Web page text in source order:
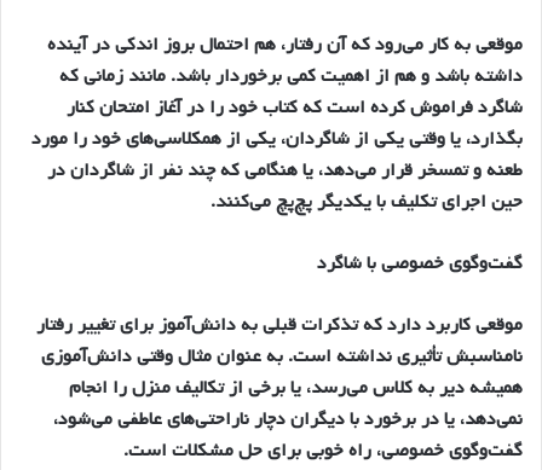
موقعي به كار مي‌رود كه آن رفتار، هم احتمال بروز اندكي در آينده
داشته باشد و هم از اهميت كمي برخوردار باشد. مانند زماني كه
شاگرد فراموش كرده است كه كتاب خود را در آغاز امتحان كنار
بگذارد، يا وقتي يكي از شاگردان، يكي از همكلاسي‌هاي خود را مورد
طعنه و تمسخر قرار مي‌دهد، يا هنگامي كه چند نفر از شاگردان در
حين اجراي تكليف با يكديگر پچ‌پچ مي‌كنند.
گفت‌وگوي خصوصي با شاگرد
موقعي كاربرد دارد كه تذكرات قبلي به دانش‌آموز براي تغيير رفتار
نامناسبش تأثيري نداشته است. به عنوان مثال وقتي دانش‌آموزي
هميشه دير به كلاس مي‌رسد، يا برخي از تكاليف منزل را انجام
نمي‌دهد، يا در برخورد با ديگران دچار ناراحتي‌هاي عاطفي مي‌شود،
گفت‌وگوي خصوصي، راه خوبي براي حل مشكلات است.